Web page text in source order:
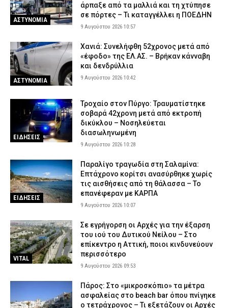
ΑΣΤΥΝΟΜΙΑ
άρπαξε από τα μαλλιά και τη χτύπησε
σε πόρτες – Τι καταγγέλλει η ΠΟΕΔΗΝ
9 Αυγούστου 2026 10:57
ΑΣΤΥΝΟΜΙΑ
Χανιά: Συνελήφθη 52χρονος μετά από
«έφοδο» της ΕΛ.ΑΣ. – Βρήκαν κάνναβη
και δενδρύλλια
9 Αυγούστου 2026 10:42
ΕΙΔΗΣΕΙΣ
Τροχαίο στον Πύργο: Τραυματίστηκε
σοβαρά 42χρονη μετά από εκτροπή
δικύκλου – Νοσηλεύεται
διασωληνωμένη
9 Αυγούστου 2026 10:28
ΕΙΔΗΣΕΙΣ
Παραλίγο τραγωδία στη Σαλαμίνα:
Επτάχρονο κορίτσι ανασύρθηκε χωρίς
τις αισθήσεις από τη θάλασσα – Το
επανέφεραν με ΚΑΡΠΑ
9 Αυγούστου 2026 10:07
VITAL
Σε εγρήγορση οι Αρχές για την έξαρση
του ιού του Δυτικού Νείλου – Στο
επίκεντρο η Αττική, ποιοι κινδυνεύουν
περισσότερο
9 Αυγούστου 2026 09:53
Πάρος: Στο «μικροσκόπιο» τα μέτρα
ασφαλείας στο beach bar όπου πνίγηκε
ο τετράχρονος – Τι εξετάζουν οι Αρχές